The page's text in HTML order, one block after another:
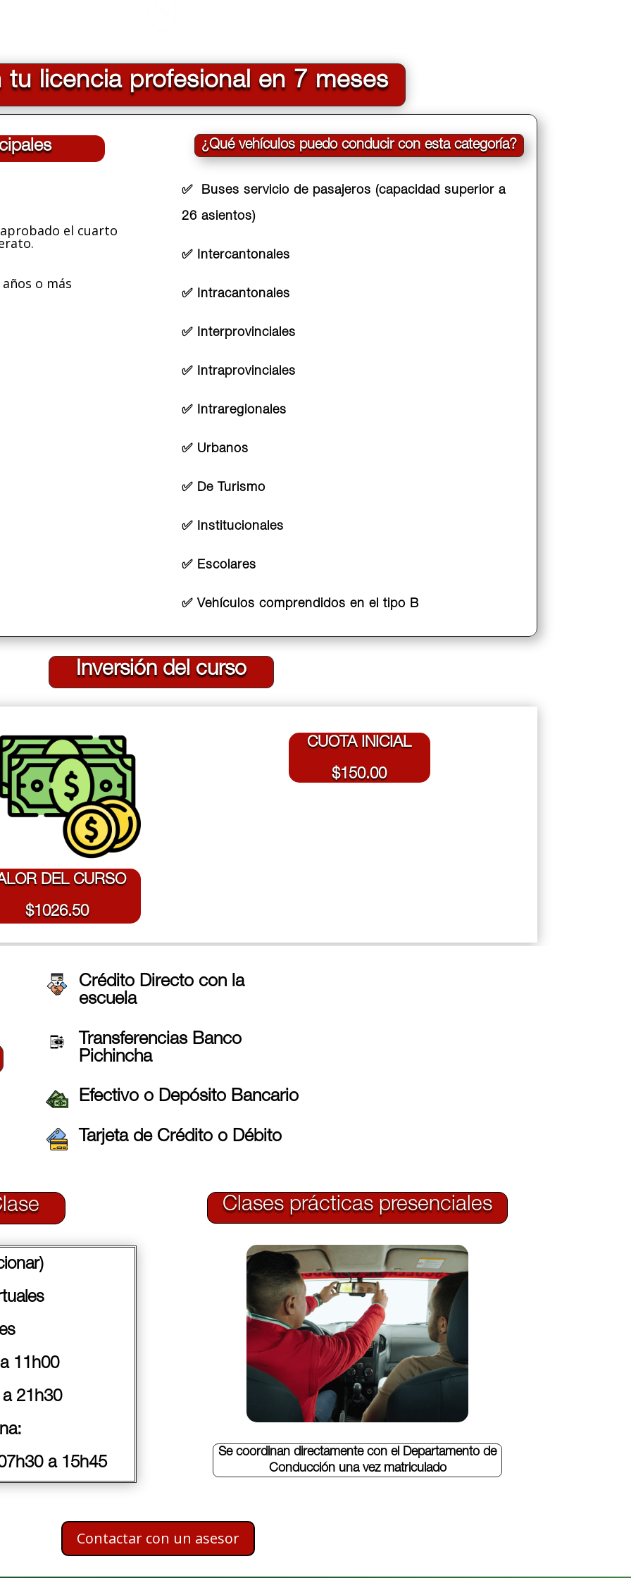
tu licencia profesional en 7 meses
el cuarto
o más
¿Qué vehículos puedo conducir con esta categoría?
✅ Buses servicio de pasajeros (capacidad superior a
26 asientos)
✅ Intercantonales
✅ Intracantonales
✅ Interprovinciales
✅ Intraprovinciales
✅ Intraregionales
✅ Urbanos
✅ De Turismo
✅ Institucionales
✅ Escolares
✅ Vehículos comprendidos en el tipo B
Inversión del curso
DEL CURSO
$1026.50
CUOTA INICIAL
$150.00
Crédito Directo con la
escuela
Transferencias Banco
Pichincha
Efectivo o Depósito Bancario
Tarjeta de Crédito o Débito
11h00
21h30
a 15h45
Clases prácticas presenciales
Se coordinan directamente con el Departamento de
Conducción una vez matriculado
Contactar con un asesor